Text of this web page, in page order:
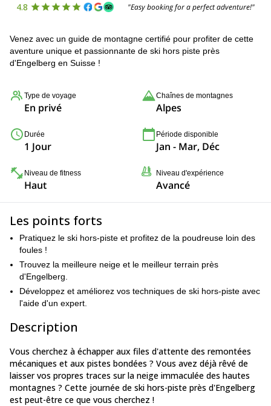
4.8 "Easy booking for a perfect adventure!"
Venez avec un guide de montagne certifié pour profiter de cette
aventure unique et passionnante de ski hors piste près
d'Engelberg en Suisse !
Type de voyage
En privé
Chaînes de montagnes
Alpes
Durée
1 Jour
Période disponible
Jan - Mar, Déc
Niveau de fitness
Haut
Niveau d'expérience
Avancé
Les points forts
Pratiquez le ski hors-piste et profitez de la poudreuse loin des
foules !
Trouvez la meilleure neige et le meilleur terrain près
d'Engelberg.
Développez et améliorez vos techniques de ski hors-piste avec
l'aide d'un expert.
Description
Vous cherchez à échapper aux files d'attente des remontées
mécaniques et aux pistes bondées ? Vous avez déjà rêvé de
laisser vos propres traces sur la neige immaculée des hautes
montagnes ? Cette journée de ski hors-piste près d'Engelberg
est peut-être ce que vous cherchez !